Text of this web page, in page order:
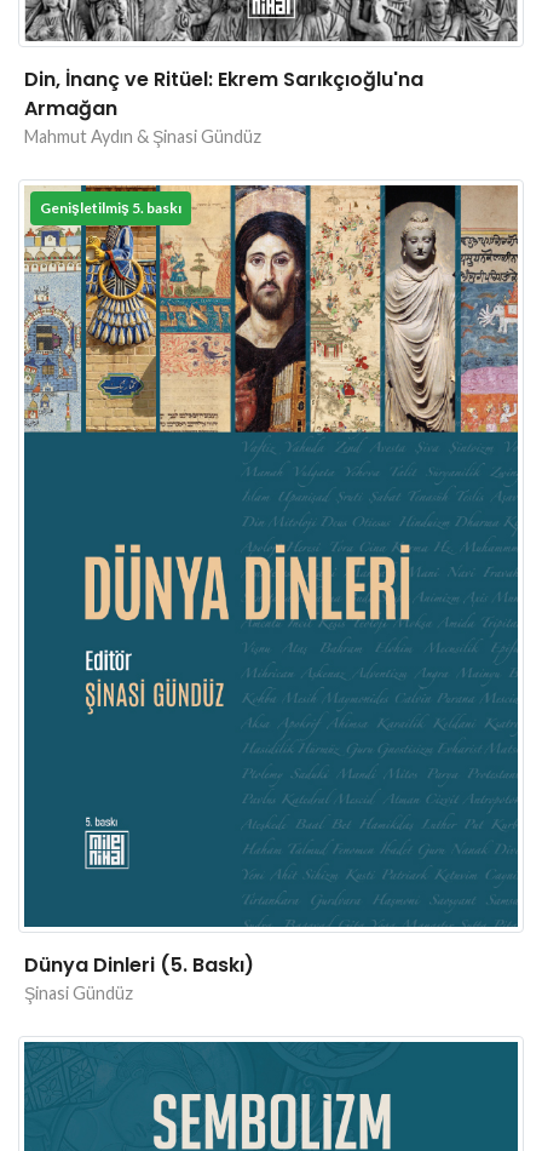
Din, İnanç ve Ritüel: Ekrem Sarıkçıoğlu'na
Armağan
Mahmut Aydın & Şinasi Gündüz
Genişletilmiş 5. baskı
Dünya Dinleri (5. Baskı)
Şinasi Gündüz